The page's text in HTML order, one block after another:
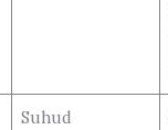
Suhud